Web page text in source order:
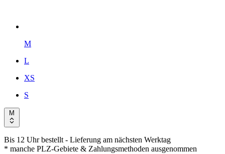
M
L
XS
S
M
Bis 12 Uhr bestellt- Lieferung am nächsten Werktag
* manche PLZ-Gebiete & Zahlungsmethoden ausgenommen